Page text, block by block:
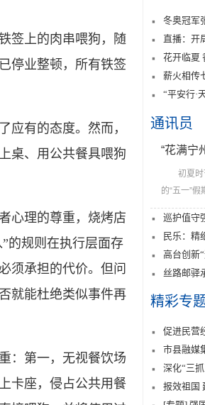
签上的肉串喂狗，随
停业整顿，所有铁签
有的态度。然而，
桌、用公共餐具喂狗
心理的尊重，烧烤店
的规则在执行层面存
须承担的代价。但问
就能杜绝类似事件再
：第一，无视餐饮场
卡座，侵占公共用餐
冬奥冠军
直播：开
花开临夏
薪火相传
“平安行·
通讯员
“花满宁
初夏
的“五一”假
巡护值守
民乐：精
高台创新
丝路邮驿
精彩专
促进民营
市县融媒
深化“三
报效祖国